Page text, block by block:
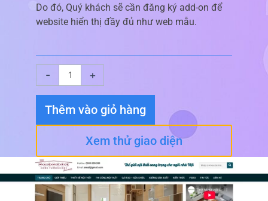
Do đó, Quý khách sẽ cần đăng ký add-on để
website hiển thị đầy đủ như web mẫu.
-
diện
Nội
Thất
số
lượng
+
Thêm vào giỏ hàng
Xem thử giao diện